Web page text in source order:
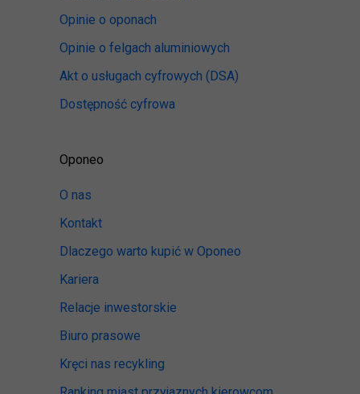
Opinie o oponach
Opinie o felgach aluminiowych
Akt o usługach cyfrowych (DSA)
Dostępność cyfrowa
Oponeo
O nas
Kontakt
Dlaczego warto kupić w Oponeo
Kariera
Relacje inwestorskie
Biuro prasowe
Kręci nas recykling